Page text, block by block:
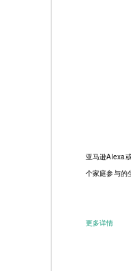
亚马逊Alexa
个家庭参与的
更多详情